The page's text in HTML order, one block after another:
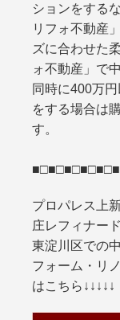
ションをする
リフォ不動産
ズに合わせた
ォ不動産」で
同時に400万
をする場合は
す。
プロパレス上
庄レフィナー
東淀川区での
フォーム・リ
はこちら↓↓↓↓↓